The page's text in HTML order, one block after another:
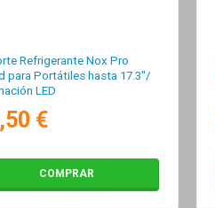
Refrigerante Nox Pro
para Portátiles hasta 17.3"/
LED
€
COMPRAR